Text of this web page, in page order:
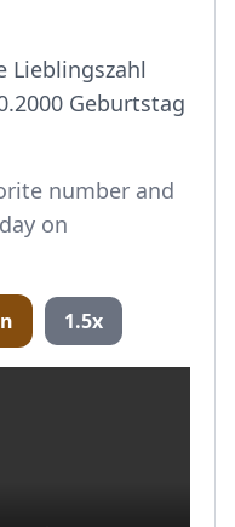
Lieblingszahl
Geburtstag
number and
on
1.5x